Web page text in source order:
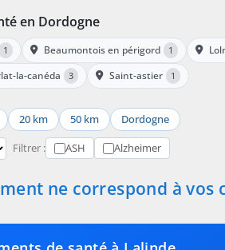
en Dordogne
1 Beaumontois en périgord 1
la-canéda 3 Saint-astier 1
20 km 50 km Dordogne
Filtrer : ASH Alzheimer
ne correspond à